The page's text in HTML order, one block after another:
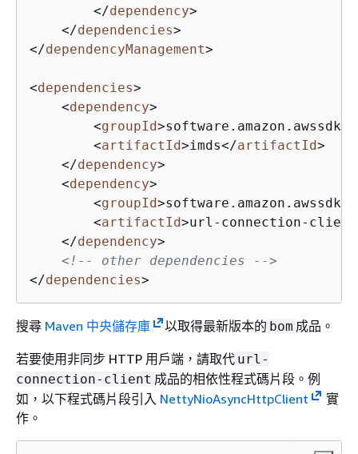
</dependency>
</dependencies>
</dependencyManagement>
<dependencies>
<dependency>
<groupId>software.amazon.awssdk
<artifactId>imds</artifactId>
</dependency>
<dependency>
<groupId>software.amazon.awssdk
<artifactId>url-connection-client
</dependency>
<!-- other dependencies -->
</dependencies>
搜尋 Maven 中央儲存庫 以取得最新版本的 bom 成品。
若要使用非同步 HTTP 用戶端，請取代 url-
connection-client 成品的相依性程式碼片段。例
如，以下程式碼片段引入 NettyNioAsyncHttpClient
實
作。